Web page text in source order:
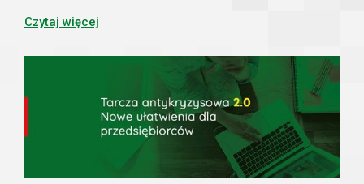
zrobić w kilku prostych krok...
Czytaj więcej